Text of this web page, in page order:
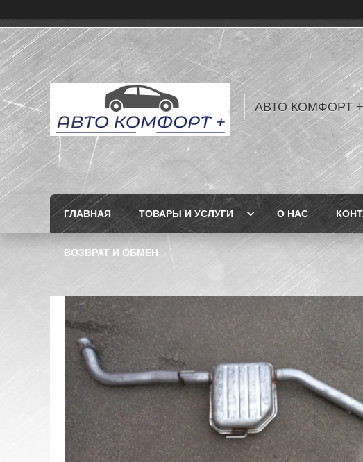
АВТО КОМФОРТ +
ГЛАВНАЯ ТОВАРЫ И УСЛУГИ О НАС
ВОЗВРАТ И ОБМЕН